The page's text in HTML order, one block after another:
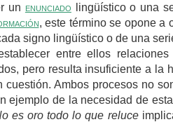
un enunciado lingüístico o una
, este término se opone a
signo lingüístico o de una
entre ellos
pero resulta insuficiente a
Ambos procesos no
ejemplo de la necesidad de
es oro todo lo que reluce